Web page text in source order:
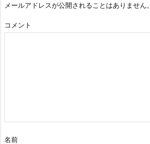
メールアドレスが公開されることはありません。
コメント
名前